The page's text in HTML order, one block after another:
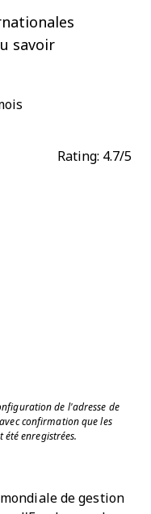
savoir
Rating: 4.7/5
de l'adresse de
confirmation que les
enregistrées.
de gestion